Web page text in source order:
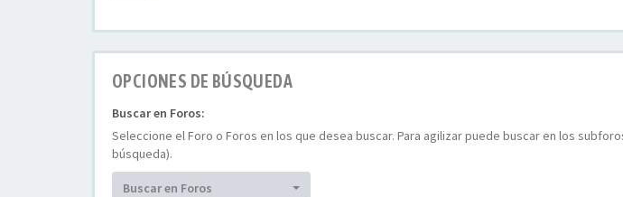
OPCIONES DE BÚSQUEDA
Buscar en Foros:
Seleccione el Foro o Foros en los que desea buscar. Para agilizar puede buscar en los
búsqueda).
Buscar en Foros